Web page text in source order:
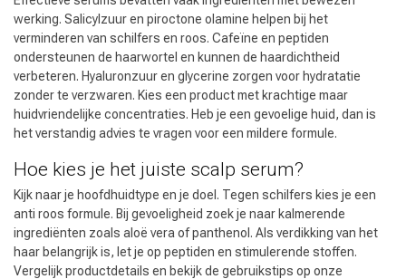
Omvorming CombiDeals
werking. Salicylzuur en piroctone olamine helpen bij het
verminderen van schilfers en roos. Cafeïne en peptiden
ondersteunen de haarwortel en kunnen de haardichtheid
verbeteren. Hyaluronzuur en glycerine zorgen voor hydratatie
zonder te verzwaren. Kies een product met krachtige maar
huidvriendelijke concentraties. Heb je een gevoelige huid, dan is
het verstandig advies te vragen voor een mildere formule.
Hoe kies je het juiste scalp serum?
Kijk naar je hoofdhuidtype en je doel. Tegen schilfers kies je een
anti roos formule. Bij gevoeligheid zoek je naar kalmerende
ingrediënten zoals aloë vera of panthenol. Als verdikking van het
haar belangrijk is, let je op peptiden en stimulerende stoffen.
Vergelijk productdetails en bekijk de gebruikstips op onze